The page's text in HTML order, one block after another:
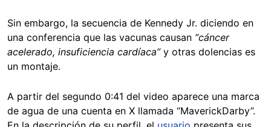
Sin embargo, la secuencia de Kennedy Jr. diciendo en
una conferencia que las vacunas causan “cáncer
acelerado, insuficiencia cardíaca”y otras dolencias es
un montaje.
A partir del segundo 0:41 del video aparece una marca
de agua de una cuenta en X llamada “MaverickDarby”.